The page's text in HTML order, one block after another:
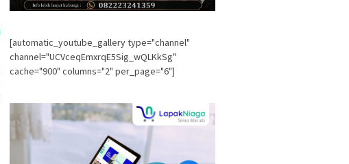
[automatic_youtube_gallery type="channel"
channel="UCVceqEmxrqE5Sig_wQLKkSg"
cache="900" columns="2" per_page="6"]